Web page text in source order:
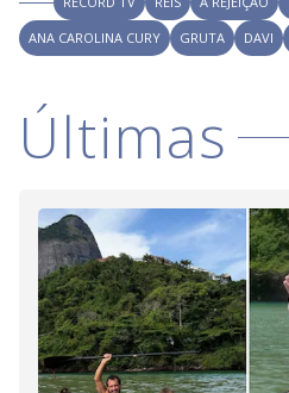
ANA CAROLINA CURY
GRUTA DAVI
Últimas